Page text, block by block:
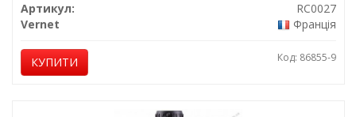
Артикул:
RC0027
Vernet
Франція
КУПИТИ Код: 86855-9